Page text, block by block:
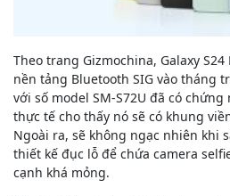
Theo trang Gizmochina, Galaxy
nền tảng Bluetooth SIG vào tháng
với số model SM-S72U đã có chứng
thực tế cho thấy nó sẽ có khung
Ngoài ra, sẽ không ngạc nhiên khi
thiết kế đục lỗ để chứa camera
cạnh khá mỏng.